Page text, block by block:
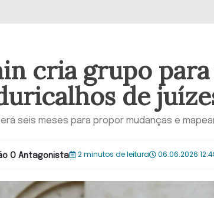
cria grupo
de
seis meses para propor mudanças e
O Antagonista 2 minutos de leitura 06.06.2026